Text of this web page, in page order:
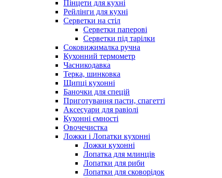
Пінцети для кухні
Рейлінги для кухні
Серветки на стіл
Серветки паперові
Серветки під тарілки
Соковижималка ручна
Кухонний термометр
Часникодавка
Терка, шинковка
Щипці кухонні
Баночки для спецій
Приготування пасти, спагетті
Аксесуари для равіолі
Кухонні ємності
Овочечистка
Ложки і Лопатки кухонні
Ложки кухонні
Лопатка для млинців
Лопатки для риби
Лопатки для сковорідок